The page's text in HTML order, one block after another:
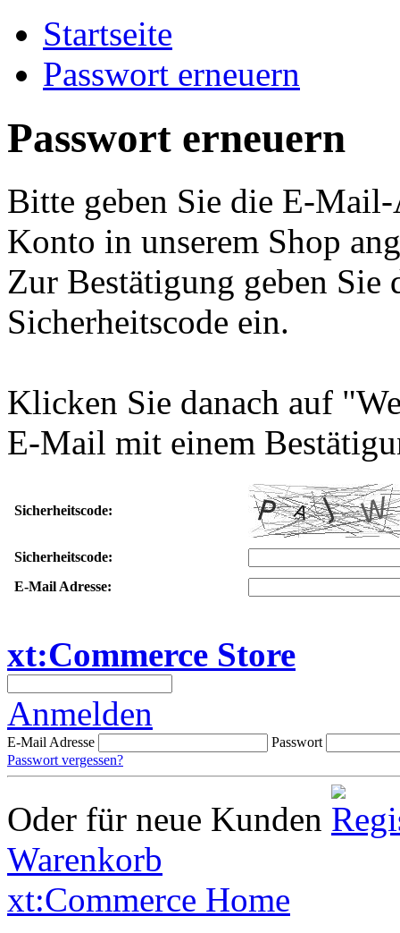
Startseite
Passwort erneuern
Passwort erneuern
Bitte geben Sie die E-
Konto in unserem Shop
Zur Bestätigung geben Sie
Sicherheitscode ein.
Klicken Sie danach auf
E-Mail mit einem
Sicherheitscode:
Sicherheitscode:
E-Mail Adresse:
xt:Commerce Store
Anmelden
E-Mail Adresse
Passwort
Passwort vergessen?
Oder für neue Kunden
Warenkorb
xt:Commerce Home